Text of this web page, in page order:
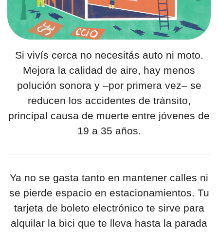
Si vivís cerca no necesitás auto ni moto.
Mejora la calidad de aire, hay menos
polución sonora y –por primera vez– se
reducen los accidentes de tránsito,
principal causa de muerte entre jóvenes de
19 a 35 años.
Ya no se gasta tanto en mantener calles ni
se pierde espacio en estacionamientos. Tu
tarjeta de boleto electrónico te sirve para
alquilar la bici que te lleva hasta la parada